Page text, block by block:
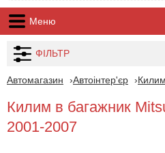
Меню
ФІЛЬТР
Автомагазин Автоінтер'єр
Килим в багажник
2001-2007